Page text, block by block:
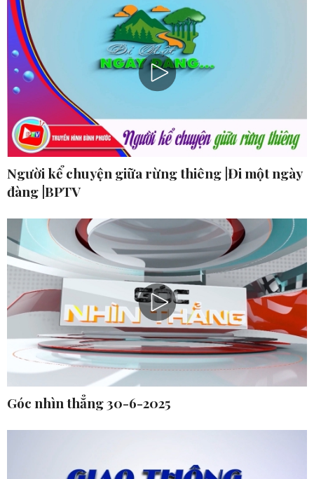
Người kể chuyện giữa rừng thiêng |Đi một ngày
đàng |BPTV
Góc nhìn thẳng 30-6-2025